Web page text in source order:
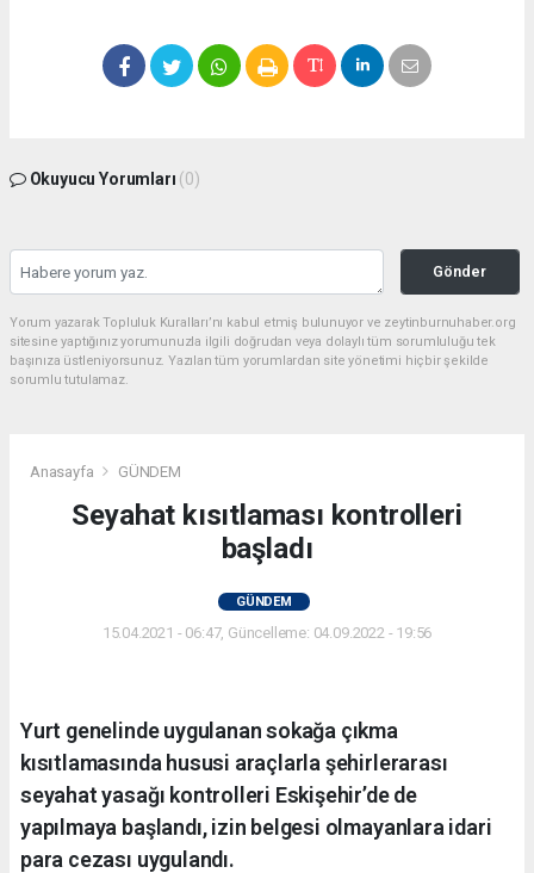
Okuyucu Yorumları (0)
Gönder
Yorum yazarak Topluluk Kuralları’nı kabul etmiş bulunuyor ve zeytinburnuhaber.org
sitesine yaptığınız yorumunuzla ilgili doğrudan veya dolaylı tüm sorumluluğu tek
başınıza üstleniyorsunuz. Yazılan tüm yorumlardan site yönetimi hiçbir şekilde
sorumlu tutulamaz.
Anasayfa GÜNDEM
Seyahat kısıtlaması kontrolleri
başladı
GÜNDEM
15.04.2021 - 06:47, Güncelleme: 04.09.2022 - 19:56
Yurt genelinde uygulanan sokağa çıkma
kısıtlamasında hususi araçlarla şehirlerarası
seyahat yasağı kontrolleri Eskişehir’de de
yapılmaya başlandı, izin belgesi olmayanlara idari
para cezası uygulandı.